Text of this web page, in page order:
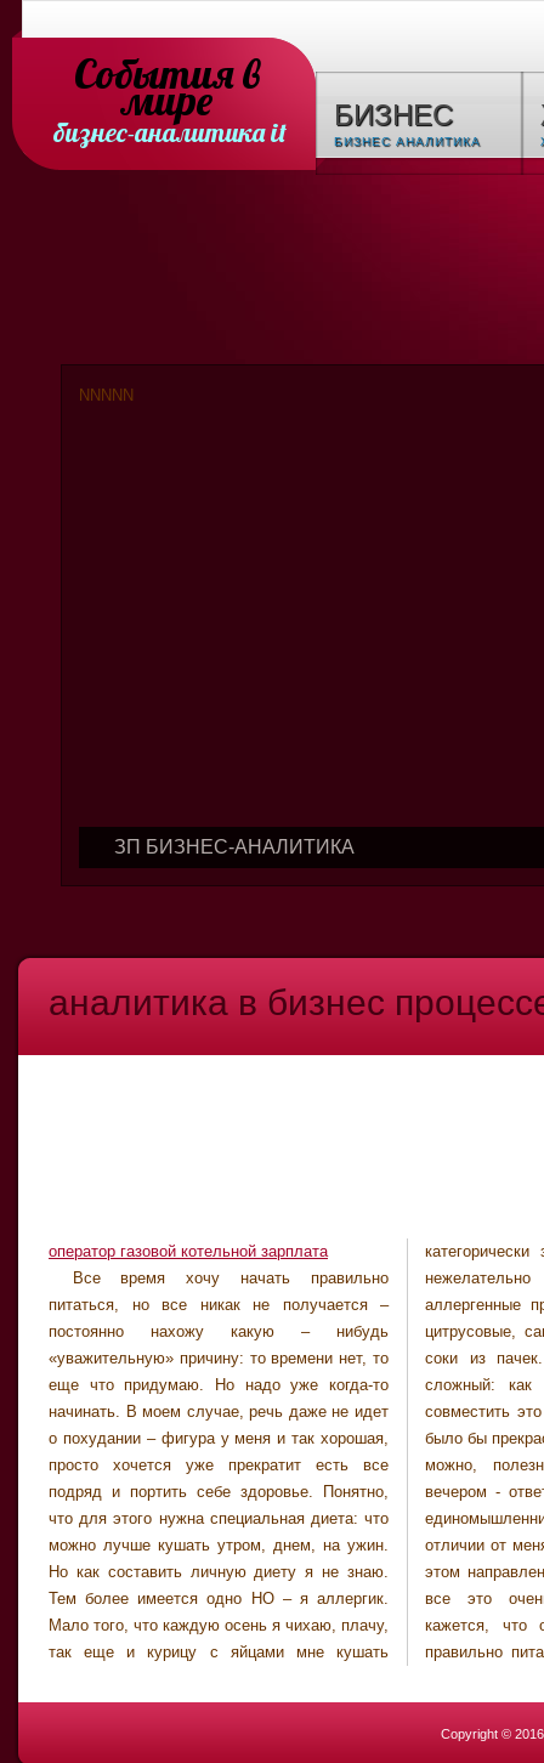
События в
мире
бизнес-аналитика it
БИЗНЕС
БИЗНЕС АНАЛИТИКА
N N N N N
ЗП БИЗНЕС-АНАЛИТИКА
аналитика в бизнес
оператор газовой котельной зарплата
Все время хочу начать правильно
питаться, но все никак не получается –
постоянно нахожу какую – нибудь
«уважительную» причину: то времени нет, то
еще что придумаю. Но надо уже когда-то
начинать. В моем случае, речь даже не идет
о похудании – фигура у меня и так хорошая,
просто хочется уже прекратит есть все
подряд и портить себе здоровье. Понятно,
что для этого нужна специальная диета: что
можно лучше кушать утром, днем, на ужин.
Но как составить личную диету я не знаю.
Тем более имеется одно НО – я аллергик.
Мало того, что каждую осень я чихаю, плачу,
так еще и курицу с яйцами мне кушать
нежелательно употреблять еще и другие
аллергенные продукты: помидоры красные,
цитрусовые, само собой всякие шоколадки,
соки из пачек. Так что вопрос для меня
сложный: как правильно питаться и еще
совместить это с моей аллергией. Поэтому,
было бы прекрасно, если на мой вопрос – что
можно, полезно кушать утром, днем и
вечером - ответил бы диетолог или просто
единомышленник, который, правда, в
отличии от меня, уже сделал первые шаги в
этом направлении. Само собой понятно ,что
все это очень индивидуально, но мне
кажется, что основные продукты, у всех
правильно питающихся людей, одинаковые,
и какое-то
здоровое питание, составить можно. Поэтому
буду рада послушать вашу историю о том,
как вы собрались с духом и начали наконец-
Copyright ©